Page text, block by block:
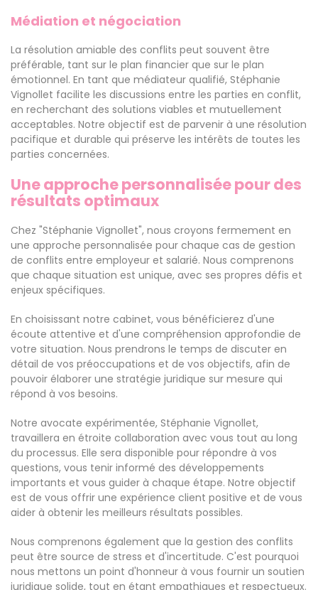
Médiation et négociation
La résolution amiable des conflits peut souvent être
préférable, tant sur le plan financier que sur le plan
émotionnel. En tant que médiateur qualifié, Stéphanie
Vignollet facilite les discussions entre les parties en conflit,
en recherchant des solutions viables et mutuellement
acceptables. Notre objectif est de parvenir à une résolution
pacifique et durable qui préserve les intérêts de toutes les
parties concernées.
Une approche personnalisée pour des
résultats optimaux
Chez "Stéphanie Vignollet", nous croyons fermement en
une approche personnalisée pour chaque cas de gestion
de conflits entre employeur et salarié. Nous comprenons
que chaque situation est unique, avec ses propres défis et
enjeux spécifiques.
En choisissant notre cabinet, vous bénéficierez d'une
écoute attentive et d'une compréhension approfondie de
votre situation. Nous prendrons le temps de discuter en
détail de vos préoccupations et de vos objectifs, afin de
pouvoir élaborer une stratégie juridique sur mesure qui
répond à vos besoins.
Notre avocate expérimentée, Stéphanie Vignollet,
travaillera en étroite collaboration avec vous tout au long
du processus. Elle sera disponible pour répondre à vos
questions, vous tenir informé des développements
importants et vous guider à chaque étape. Notre objectif
est de vous offrir une expérience client positive et de vous
aider à obtenir les meilleurs résultats possibles.
Nous comprenons également que la gestion des conflits
peut être source de stress et d'incertitude. C'est pourquoi
nous mettons un point d'honneur à vous fournir un soutien
juridique solide, tout en étant empathiques et respectueux.